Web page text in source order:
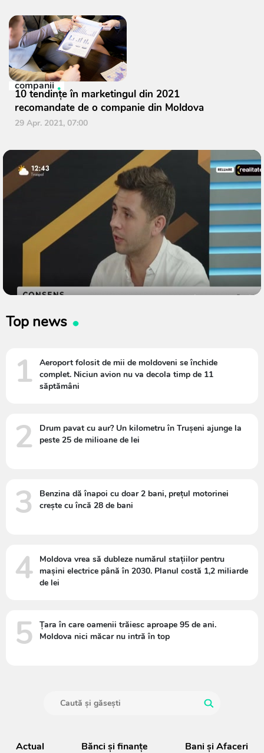
companii
10 tendințe în marketingul din 2021
recomandate de o companie din Moldova
29 Apr. 2021, 07:00
Top news
1
Aeroport folosit de mii de moldoveni se închide
complet. Niciun avion nu va decola timp de 11
săptămâni
2
Drum pavat cu aur? Un kilometru în Trușeni ajunge la
peste 25 de milioane de lei
3
Benzina dă înapoi cu doar 2 bani, prețul motorinei
crește cu încă 28 de bani
4
Moldova vrea să dubleze numărul stațiilor pentru
mașini electrice până în 2030. Planul costă 1,2 miliarde
de lei
5
Țara în care oamenii trăiesc aproape 95 de ani.
Moldova nici măcar nu intră în top
Actual Bănci şi finanţe Bani și Afaceri